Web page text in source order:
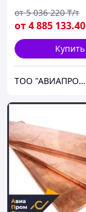
от4 885 133.40
от 5 036 220 ₸/т
Купить
ТОО "АВИАПРОМСТАЛЬ"